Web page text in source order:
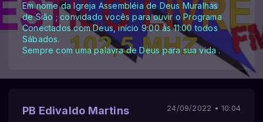
Em nome da Igreja Assembléia de Deus Muralhas
de Sião ; convidado vocês para ouvir o Programa
Conectados com Deus, início 9:00 às 11:00 todos
Sábados.
Sempre com uma palavra de Deus para sua vida .
PB Edivaldo Martins 24/09/2022 • 10:04